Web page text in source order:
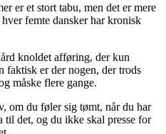
er et stort tabu, men det er mere
femte dansker har kronisk
knoldet afføring, der kun
faktisk er der nogen, der trods
måske flere gange.
om du føler sig tømt, når du har
det, og du ikke skal presse for